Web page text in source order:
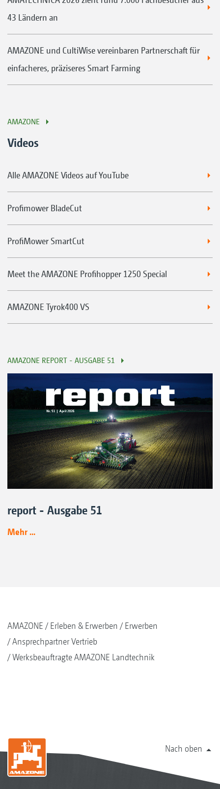
43 Ländern an
AMAZONE und CultiWise vereinbaren Partnerschaft für
einfacheres, präziseres Smart Farming
AMAZONE
Videos
Alle AMAZONE Videos auf YouTube
Profimower BladeCut
ProfiMower SmartCut
Meet the AMAZONE Profihopper 1250 Special
AMAZONE Tyrok400 VS
AMAZONE REPORT - AUSGABE 51
report - Ausgabe 51
Mehr ...
AMAZONE Erleben & Erwerben
Erwerben
Ansprechpartner Vertrieb
Werksbeauftragte AMAZONE Landtechnik
Nach oben